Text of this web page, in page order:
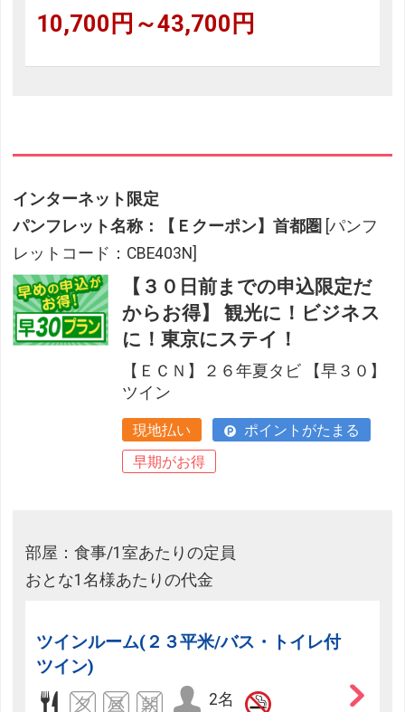
10,700円～43,700円
インターネット限定
パンフレット名称：【Ｅクーポン】首都圏 [パンフ
レットコード：CBE403N]
【３０日前までの申込限定だ
からお得】 観光に！ビジネス
に！東京にステイ！
【ＥＣＮ】２６年夏タビ 【早３０】
ツイン
現地払い
ポイントがたまる
早期がお得
部屋：食事/1室あたりの定員
おとな1名様あたりの代金
ツインルーム(２３平米/バス・トイレ付
ツイン)
2名